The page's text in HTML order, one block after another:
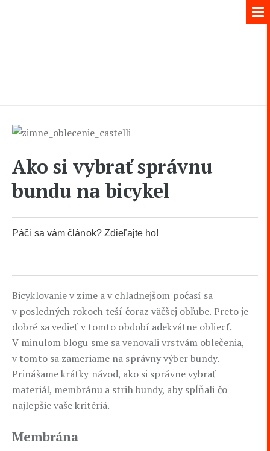
Ako si vybrať správnu
bundu na bicykel
Páči sa vám článok? Zdieľajte ho!
Bicyklovanie v zime a v chladnejšom počasí sa
v posledných rokoch teší čoraz väčšej obľube. Preto je
dobré sa vedieť v tomto období adekvátne obliecť.
V minulom blogu sme sa venovali vrstvám oblečenia,
v tomto sa zameriame na správny výber bundy.
Prinášame krátky návod, ako si správne vybrať
materiál, membránu a strih bundy, aby spĺňali čo
najlepšie vaše kritériá.
Membrána